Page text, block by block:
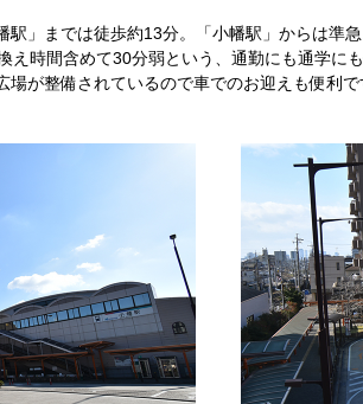
」までは徒歩約13分。「小幡駅」からは準
時間含めて30分弱という、通勤にも通学に
が整備されているので車でのお迎えも便利で